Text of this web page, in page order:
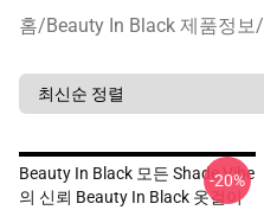
홈/Beauty In Black 제품정보/
Beauty In Black 모든 Shade Vibe
의 신뢰 Beauty In Black 옷걸이
-20%